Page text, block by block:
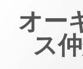
オー
ス